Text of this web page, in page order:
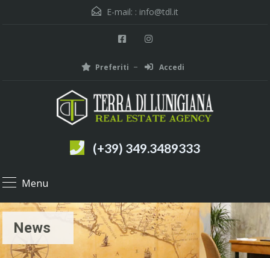
E-mail: : info@tdl.it
Preferiti Accedi
(+39) 349.3489333
Menu
News